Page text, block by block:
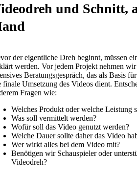
und Schnitt,
der eigentliche Dreh beginnt, müssen
werden. Vor jedem Projekt nehmen
Beratungsgespräch, das als Basis
finale Umsetzung des Videos dient.
Fragen wie:
Welches Produkt oder welche Leistung
Was soll vermittelt werden?
Wofür soll das Video genutzt werden?
Welche Dauer sollte daher das Video
Wer wirkt alles bei dem Video mit?
Benötigen wir Schauspieler oder
Videodreh?